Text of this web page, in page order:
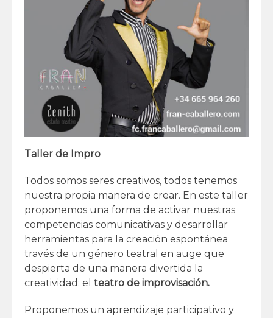
Taller de Impro
Todos somos seres creativos, todos tenemos
nuestra propia manera de crear. En este taller
proponemos una forma de activar nuestras
competencias comunicativas y desarrollar
herramientas para la creación espontánea
través de un género teatral en auge que
despierta de una manera divertida la
creatividad: el teatro de improvisación.
Proponemos un aprendizaje participativo y